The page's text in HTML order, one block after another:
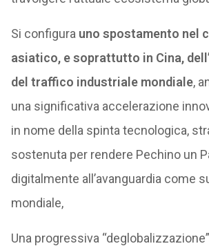
Si configura uno spostamento nel
asiatico, e soprattutto in Cina,
del traffico industriale mondiale,
una significativa accelerazione
in nome della spinta tecnologica,
sostenuta per rendere Pechino un
digitalmente all’avanguardia come
mondiale,
Una progressiva